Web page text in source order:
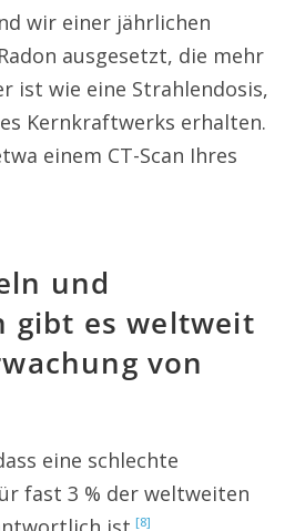
wir einer jährlichen
ausgesetzt, die mehr
ist wie eine Strahlendosis,
Kernkraftwerks erhalten.
einem CT-Scan Ihres
und
gibt es weltweit
von
eine schlechte
fast 3 % der weltweiten
[8]